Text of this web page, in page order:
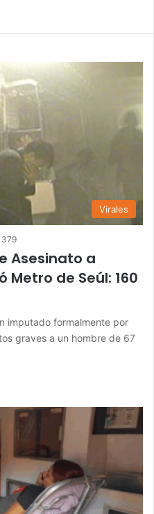
Virales
379
Asesinato a
Metro de Seúl: 160
imputado formalmente por
graves a un hombre de 67